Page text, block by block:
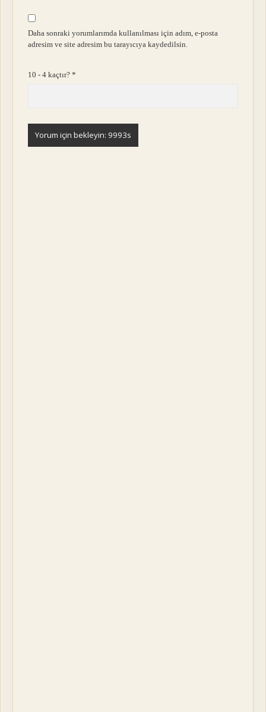
Daha sonraki yorumlarımda kullanılması için adım, e-posta
adresim ve site adresim bu tarayıcıya kaydedilsin.
10 - 4 kaçtır?*